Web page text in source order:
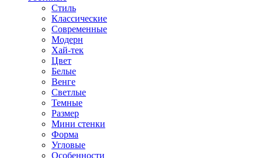
Стиль
Классические
Современные
Модерн
Хай-тек
Цвет
Белые
Венге
Светлые
Темные
Размер
Мини стенки
Форма
Угловые
Особенности